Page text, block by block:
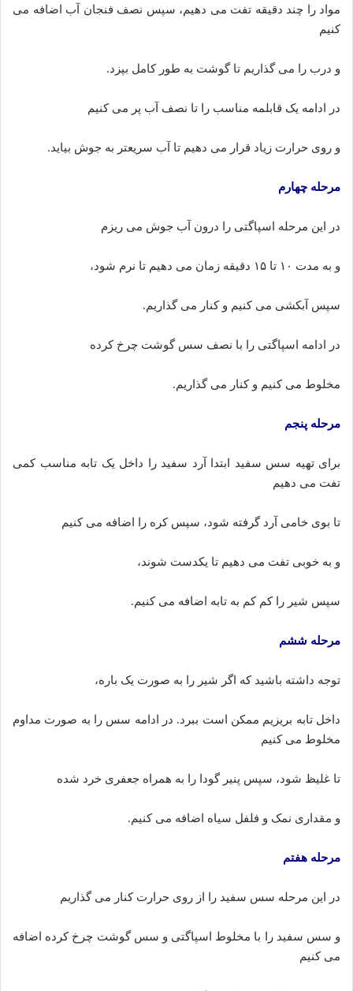
مواد را چند دقیقه تفت می دهیم، سپس نصف فنجان آب اضافه می
کنیم
و درب را می گذاریم تا گوشت به طور کامل بپزد.
در ادامه یک قابلمه مناسب را تا نصف آب پر می کنیم
و روی حرارت زیاد قرار می دهیم تا آب سریعتر به جوش بیاید.
مرحله چهارم
در این مرحله اسپاگتی را درون آب جوش می ریزم
و به مدت ۱۰ تا ۱۵ دقیقه زمان می دهیم تا نرم شود،
سپس آبکشی می کنیم و کنار می گذاریم.
در ادامه اسپاگتی را با نصف سس گوشت چرخ کرده
مخلوط می کنیم و کنار می گذاریم.
مرحله پنجم
برای تهیه سس سفید ابتدا آرد سفید را داخل یک تابه مناسب کمی
تفت می دهیم
تا بوی خامی آرد گرفته شود، سپس کره را اضافه می کنیم
و به خوبی تفت می دهیم تا یکدست شوند،
سپس شیر را کم کم به تابه اضافه می کنیم.
مرحله ششم
توجه داشته باشید که اگر شیر را به صورت یک باره،
داخل تابه بریزیم ممکن است ببرد. در ادامه سس را به صورت مداوم
مخلوط می کنیم
تا غلیظ شود، سپس پنیر گودا را به همراه جعفری خرد شده
و مقداری نمک و فلفل سیاه اضافه می کنیم.
مرحله هفتم
در این مرحله سس سفید را از روی حرارت کنار می گذاریم
و سس سفید را با مخلوط اسپاگتی و سس گوشت چرخ کرده اضافه
می کنیم